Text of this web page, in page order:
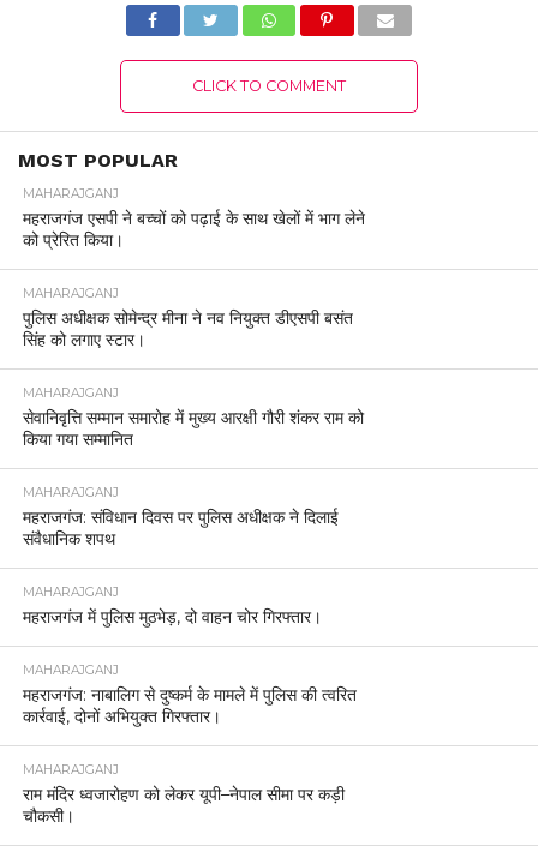
CLICK TO COMMENT
MOST POPULAR
MAHARAJGANJ
महराजगंज एसपी ने बच्चों को पढ़ाई के साथ खेलों में भाग लेने
को प्रेरित किया।
MAHARAJGANJ
पुलिस अधीक्षक सोमेन्द्र मीना ने नव नियुक्त डीएसपी बसंत
सिंह को लगाए स्टार।
MAHARAJGANJ
सेवानिवृत्ति सम्मान समारोह में मुख्य आरक्षी गौरी शंकर राम को
किया गया सम्मानित
MAHARAJGANJ
महराजगंज: संविधान दिवस पर पुलिस अधीक्षक ने दिलाई
संवैधानिक शपथ
MAHARAJGANJ
महराजगंज में पुलिस मुठभेड़, दो वाहन चोर गिरफ्तार।
MAHARAJGANJ
महराजगंज: नाबालिग से दुष्कर्म के मामले में पुलिस की त्वरित
कार्रवाई, दोनों अभियुक्त गिरफ्तार।
MAHARAJGANJ
राम मंदिर ध्वजारोहण को लेकर यूपी–नेपाल सीमा पर कड़ी
चौकसी।